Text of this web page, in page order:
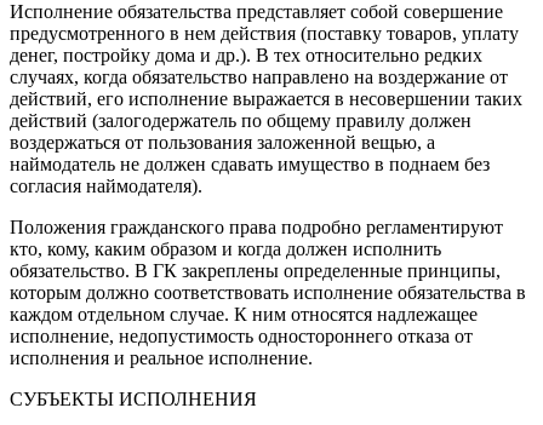
Исполнение обязательства представляет собой совершение
предусмотренного в нем действия (поставку товаров, уплату
денег, постройку дома и др.). В тех относительно редких
случаях, когда обязательство направлено на воздержание от
действий, его исполнение выражается в несовершении таких
действий (залогодержатель по общему правилу должен
воздержаться от пользования заложенной вещью, а
наймодатель не должен сдавать имущество в поднаем без
согласия наймодателя).
Положения гражданского права подробно регламентируют
кто, кому, каким образом и когда должен исполнить
обязательство. В ГК закреплены определенные принципы,
которым должно соответствовать исполнение обязательства в
каждом отдельном случае. К ним относятся надлежащее
исполнение, недопустимость одностороннего отказа от
исполнения и реальное исполнение.
СУБЪЕКТЫ ИСПОЛНЕНИЯ